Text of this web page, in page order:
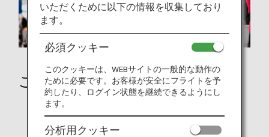
ご旅行の前に
就航都市
オンラインチェックイン
いただくために以下の情報を収集しており
ます。
必須クッキー
このクッキーは、WEBサイトの一般的な動作の
ために必要です。お客様が安全にフライトを予
約したり、ログイン状態を継続できるようにし
ます。
分析用クッキー